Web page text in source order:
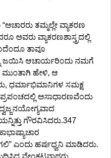
ತಮ್ಮಲ್ಲೇ ವ್ಯಾಕರಣ
ಅವರು ವ್ಯಾಕರಣಶಾಸ್ತ್ರದಲ್ಲಿ
ತಾವೂ
ಜಯಿಸಿ ಆಚಾರ್ಯರಿಂದು ನಮಗೆ
ಮುಂತಾಗಿ ಹೇಳಿ, ಆ
ಧರ್ಮಾಭಿಮಾನಿಗಳ ಸಮಕ್ಷ
ಅಸಾಧಾರಣವೆಂದು
ಗೌರವಿಸಿದರು.347
ಎಂದು ಹರ್ಷಧ್ವನಿ ಮಾಡಿದರು.
ವೇಂಕಟನಾಥರು